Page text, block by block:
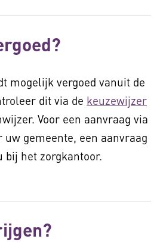
mogelijk vergoed vanuit de
dit via de keuzewijzer
Voor een aanvraag via
uw gemeente, een aanvraag
bij het zorgkantoor.